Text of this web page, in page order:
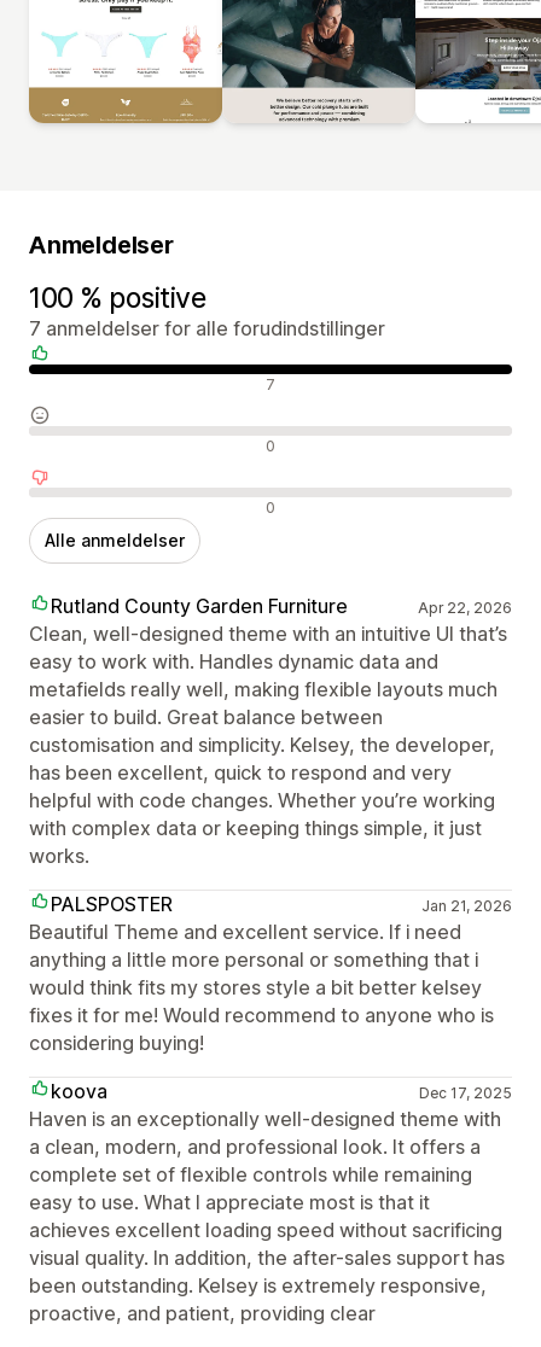
Anmeldelser
100 % positive
7 anmeldelser for alle forudindstillinger
Positive anmeldelser 7
Neutrale anmeldelser 0
Negative anmeldelser 0
Alle anmeldelser
Rutland County Garden Furniture Apr 22, 2026
Clean, well-designed theme with an intuitive UI that’s
easy to work with. Handles dynamic data and
metafields really well, making flexible layouts much
easier to build. Great balance between
customisation and simplicity. Kelsey, the developer,
has been excellent, quick to respond and very
helpful with code changes. Whether you’re working
with complex data or keeping things simple, it just
works.
PALSPOSTER
Jan 21, 2026
Beautiful Theme and excellent service. If i need
anything a little more personal or something that i
would think fits my stores style a bit better kelsey
fixes it for me! Would recommend to anyone who is
considering buying!
koova
Dec 17, 2025
Haven is an exceptionally well-designed theme with
a clean, modern, and professional look. It offers a
complete set of flexible controls while remaining
easy to use. What I appreciate most is that it
achieves excellent loading speed without sacrificing
visual quality. In addition, the after-sales support has
been outstanding. Kelsey is extremely responsive,
proactive, and patient, providing clear